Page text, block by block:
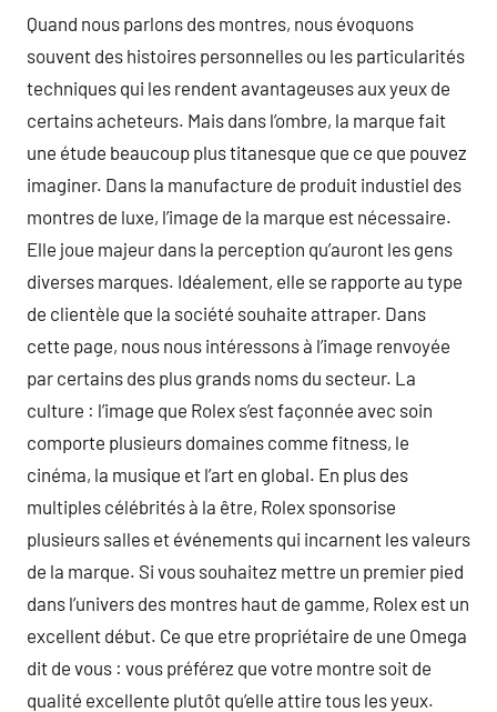
Quand nous parlons des montres, nous évoquons
souvent des histoires personnelles ou les particularités
techniques qui les rendent avantageuses aux yeux de
certains acheteurs. Mais dans l’ombre, la marque fait
une étude beaucoup plus titanesque que ce que pouvez
imaginer. Dans la manufacture de produit industiel des
montres de luxe, l’image de la marque est nécessaire.
Elle joue majeur dans la perception qu’auront les gens
diverses marques. Idéalement, elle se rapporte au type
de clientèle que la société souhaite attraper. Dans
cette page, nous nous intéressons à l’image renvoyée
par certains des plus grands noms du secteur. La
culture : l’image que Rolex s’est façonnée avec soin
comporte plusieurs domaines comme fitness, le
cinéma, la musique et l’art en global. En plus des
multiples célébrités à la être, Rolex sponsorise
plusieurs salles et événements qui incarnent les valeurs
de la marque. Si vous souhaitez mettre un premier pied
dans l’univers des montres haut de gamme, Rolex est un
excellent début. Ce que etre propriétaire de une Omega
dit de vous : vous préférez que votre montre soit de
qualité excellente plutôt qu’elle attire tous les yeux.